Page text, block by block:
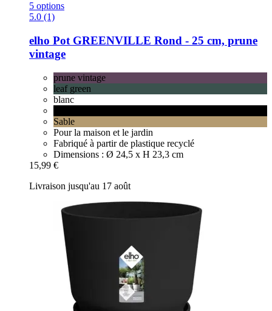
5 options
5.0 (1)
elho Pot GREENVILLE Rond -​ 25 cm, prune
vintage
prune vintage
leaf green
blanc
Sable
Pour la maison et le jardin
Fabriqué à partir de plastique recyclé
Dimensions : Ø 24,5 x H 23,3 cm
15,99 €
Livraison jusqu'au 17 août